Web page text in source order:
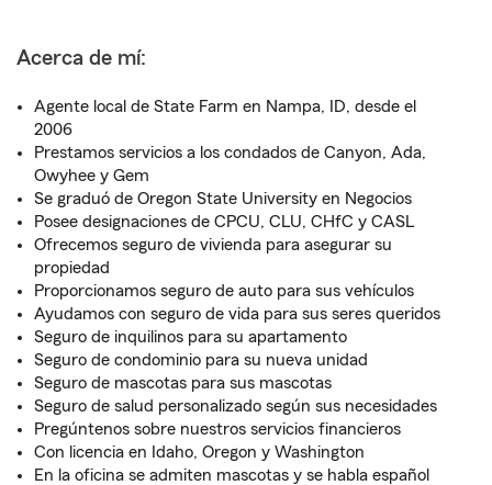
Acerca de mí:
Agente local de State Farm en Nampa, ID, desde el
2006
Prestamos servicios a los condados de Canyon, Ada,
Owyhee y Gem
Se graduó de Oregon State University en Negocios
Posee designaciones de CPCU, CLU, CHfC y CASL
Ofrecemos seguro de vivienda para asegurar su
propiedad
Proporcionamos seguro de auto para sus vehículos
Ayudamos con seguro de vida para sus seres queridos
Seguro de inquilinos para su apartamento
Seguro de condominio para su nueva unidad
Seguro de mascotas para sus mascotas
Seguro de salud personalizado según sus necesidades
Pregúntenos sobre nuestros servicios financieros
Con licencia en Idaho, Oregon y Washington
En la oficina se admiten mascotas y se habla español